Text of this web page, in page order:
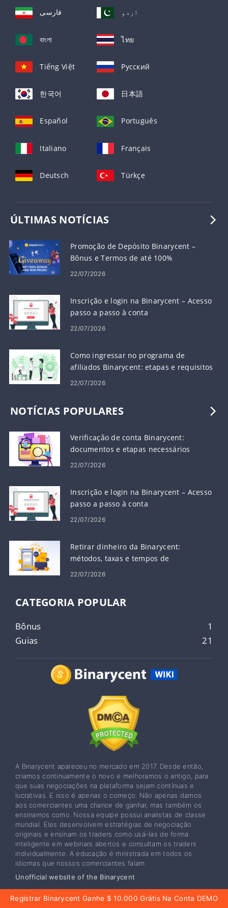
فارسی اردو
বাংলা ไทย
Tiếng Việt Русский
한국어 日本語
Español Português
Italiano Français
Deutsch Türkçe
ÚLTIMAS NOTÍCIAS
Promoção de Depósito Binarycent – ​​
Bônus e Termos de até 100%
22/07/2026
Inscrição e login na Binarycent – ​​Acesso
passo a passo à conta
22/07/2026
Como ingressar no programa de
afiliados Binarycent: etapas e requisitos
22/07/2026
NOTÍCIAS POPULARES
Verificação de conta Binarycent:
documentos e etapas necessários
22/07/2026
Inscrição e login na Binarycent – ​​Acesso
passo a passo à conta
22/07/2026
Retirar dinheiro da Binarycent:
métodos, taxas e tempos de
processamento
22/07/2026
CATEGORIA POPULAR
Bônus
1
Guias
21
A Binarycent apareceu no mercado em 2017. Desde então,
criamos continuamente o novo e melhoramos o antigo, para
que suas negociações na plataforma sejam contínuas e
lucrativas. E isso é apenas o começo. Não apenas damos
aos comerciantes uma chance de ganhar, mas também os
ensinamos como. Nossa equipe possui analistas de classe
mundial. Eles desenvolvem estratégias de negociação
originais e ensinam os traders como usá-las de forma
inteligente em webinars abertos e consultam os traders
individualmente. A educação é ministrada em todos os
idiomas que nossos comerciantes falam.
Unofficial website of the Binarycent
Notificação de risco geral: Negociar envolve
Registrar Binarycent Ganhe $ 10.000 Grátis Na Conta DEMO